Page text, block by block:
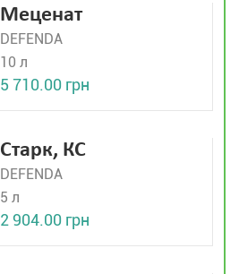
Меценат
DEFENDA
10 л
5 710.00 грн
Старк, КС
DEFENDA
5 л
2 904.00 грн